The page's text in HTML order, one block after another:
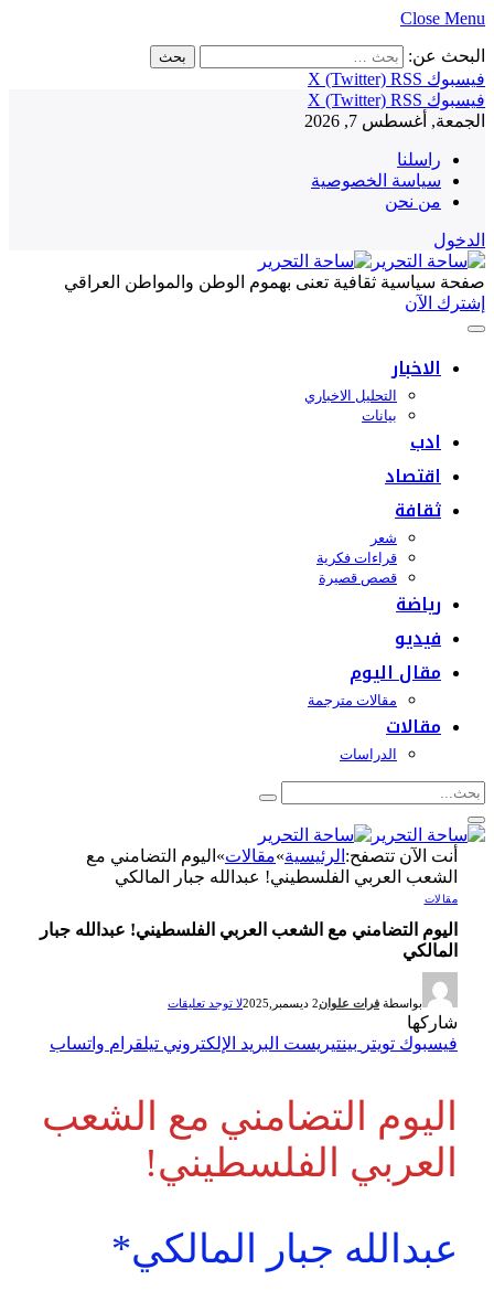
Close Menu
البحث عن:
فيسبوك
X (Twitter) RSS
فيسبوك
X (Twitter) RSS
الجمعة, أغسطس 7, 2026
راسلنا
سياسة الخصوصية
من نحن
الدخول
صفحة سياسية ثقافية تعنى بهموم الوطن والمواطن العراقي
إشترك الآن
الاخبار
التحليل الاخباري
بيانات
ادب
اقتصاد
ثقافة
شعر
قراءات فكرية
قصص قصيرة
رياضة
فيديو
مقال اليوم
مقالات مترجمة
مقالات
الدراسات
أنت الآن تتصفح:الرئيسية»مقالات»اليوم التضامني مع
الشعب العربي الفلسطيني! عبدالله جبار المالكي
مقالات
اليوم التضامني مع الشعب العربي الفلسطيني! عبدالله جبار
المالكي
بواسطة فرات علوان 2 ديسمبر,2025 لا توجد تعليقات
شاركها
فيسبوك تويتر بينتيريست البريد الإلكتروني تيلقرام واتساب
اليوم التضامني مع الشعب
العربي الفلسطيني!
عبدالله جبار المالكي*